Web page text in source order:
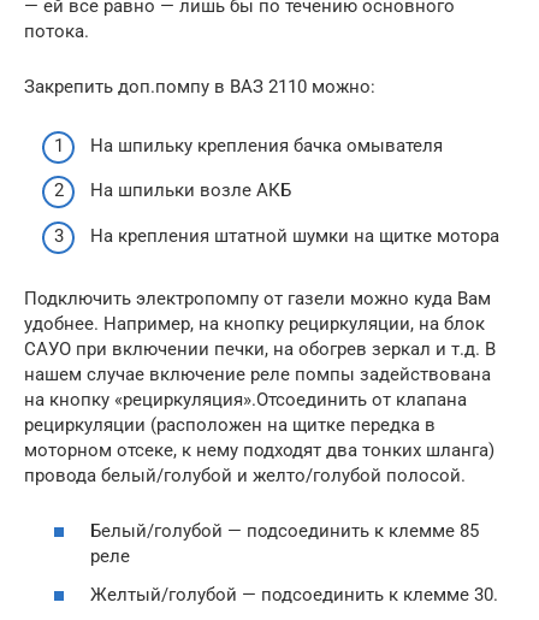
— ей все равно — лишь бы по течению основного
потока.
Закрепить доп.помпу в ВАЗ 2110 можно:
На шпильку крепления бачка омывателя
На шпильки возле АКБ
На крепления штатной шумки на щитке мотора
Подключить электропомпу от газели можно куда Вам
удобнее. Например, на кнопку рециркуляции, на блок
САУО при включении печки, на обогрев зеркал и т.д. В
нашем случае включение реле помпы задействована
на кнопку «рециркуляция».Отсоединить от клапана
рециркуляции (расположен на щитке передка в
моторном отсеке, к нему подходят два тонких шланга)
провода белый/голубой и желто/голубой полосой.
Белый/голубой — подсоединить к клемме 85
реле
Желтый/голубой — подсоединить к клемме 30.